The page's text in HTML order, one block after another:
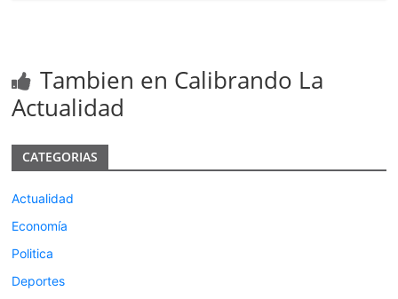
Tambien en Calibrando La
Actualidad
CATEGORIAS
Actualidad
Economía
Politica
Deportes